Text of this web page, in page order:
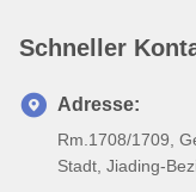
Schneller
Adresse:
Rm.1708/1709,
Stadt, Jiading-